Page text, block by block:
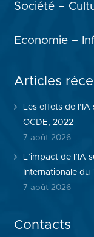
Société –
Economie –
Articles
Les effets de
OCDE, 2022
7 août 2026
L’impact de l’IA
Internationale du
7 août 2026
Contacts